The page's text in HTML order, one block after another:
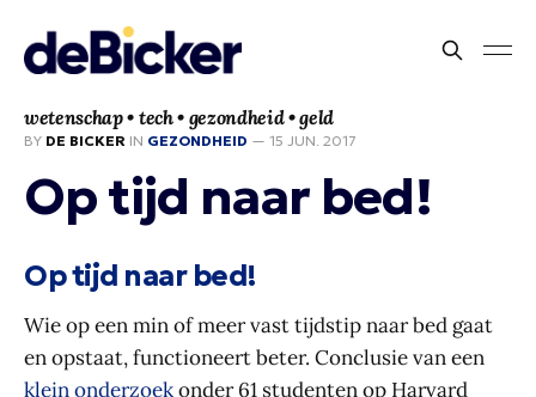
wetenschap • tech • gezondheid • geld
BY DE BICKER IN GEZONDHEID — 15 JUN. 2017
Op tijd naar bed!
Op tijd naar bed!
Wie op een min of meer vast tijdstip naar bed gaat
en opstaat, functioneert beter. Conclusie van een
klein onderzoekonder 61 studenten op Harvard